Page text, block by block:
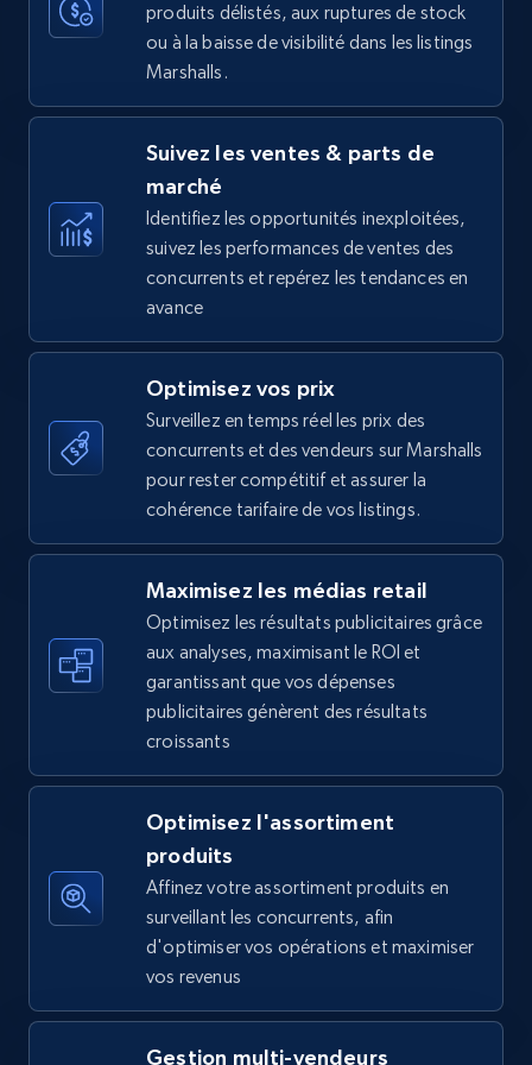
35.3K+ 5.7K+ Commencer
URL, Product name, Product rating, Product
rating object, Product rating max, Rating,
Author name, Asin, and more.
872+ Commencer
Walmart - products
URL, Final price, Sku, Currency, Gtin,
Specifications, Image urls, Top reviews, and
5.6K+ 877+ Commencer
Walmart - products - Find new products by
using specific category URL
URL, Final price, Sku, Currency, Gtin,
more.
877+
Specifications, Image urls, Top reviews, and
produits délistés, aux ruptures de stock
ou à la baisse de visibilité dans les listings
Marshalls.
Suivez les ventes & parts de
marché
Identifiez les opportunités inexploitées,
suivez les performances de ventes des
concurrents et repérez les tendances en
avance
Optimisez vos prix
Surveillez en temps réel les prix des
concurrents et des vendeurs sur Marshalls
pour rester compétitif et assurer la
cohérence tarifaire de vos listings.
Maximisez les médias retail
Optimisez les résultats publicitaires grâce
aux analyses, maximisant le ROI et
garantissant que vos dépenses
publicitaires génèrent des résultats
croissants
Optimisez l'assortiment
produits
Affinez votre assortiment produits en
surveillant les concurrents, afin
d'optimiser vos opérations et maximiser
vos revenus
Gestion multi-vendeurs